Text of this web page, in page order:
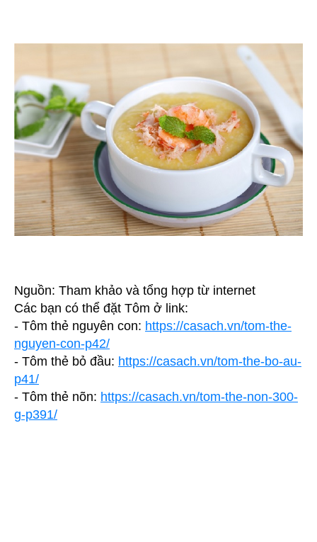
Nguồn: Tham khảo và tổng hợp từ internet
Các bạn có thể đặt Tôm ở link:
- Tôm thẻ nguyên con: https://casach.vn/tom-the-
nguyen-con-p42/
- Tôm thẻ bỏ đầu: https://casach.vn/tom-the-bo-au-
p41/
- Tôm thẻ nõn: https://casach.vn/tom-the-non-300-
g-p391/